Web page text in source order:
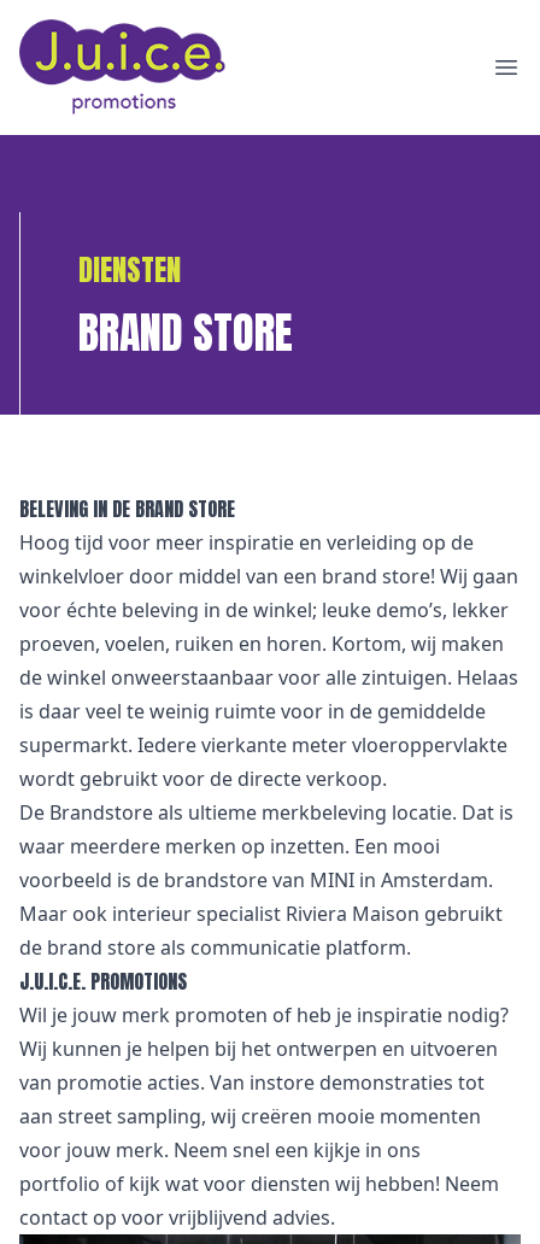
DIENSTEN
BRAND STORE
BELEVING IN DE BRAND STORE
Hoog tijd voor meer inspiratie en verleiding op de
winkelvloer door middel van een brand store! Wij gaan
voor échte beleving in de winkel; leuke demo’s, lekker
proeven, voelen, ruiken en horen. Kortom, wij maken
de winkel onweerstaanbaar voor alle zintuigen. Helaas
is daar veel te weinig ruimte voor in de gemiddelde
supermarkt. Iedere vierkante meter vloeroppervlakte
wordt gebruikt voor de directe verkoop.
De Brandstore als ultieme merkbeleving locatie. Dat is
waar meerdere merken op inzetten. Een mooi
voorbeeld is de brandstore van MINI in Amsterdam.
Maar ook interieur specialist Riviera Maison gebruikt
de brand store als communicatie platform.
J.U.I.C.E. PROMOTIONS
Wil je jouw merk promoten of heb je inspiratie nodig?
Wij kunnen je helpen bij het ontwerpen en uitvoeren
van promotie acties. Van instore demonstraties tot
aan street sampling, wij creëren mooie momenten
voor jouw merk. Neem snel een kijkje in ons
portfolio of kijk wat voor diensten wij hebben! Neem
contact op voor vrijblijvend advies.